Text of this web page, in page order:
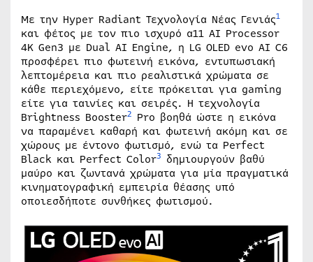
Με την Hyper Radiant Τεχνολογία Νέας Γενιάς1
και φέτος με τον πιο ισχυρό α11 AI Processor
4K Gen3 με Dual AI Engine, η LG OLED evo AI C6
προσφέρει πιο φωτεινή εικόνα, εντυπωσιακή
λεπτομέρεια και πιο ρεαλιστικά χρώματα σε
κάθε περιεχόμενο, είτε πρόκειται για gaming
είτε για ταινίες και σειρές. Η τεχνολογία
Brightness Booster2 Pro βοηθά ώστε η εικόνα
να παραμένει καθαρή και φωτεινή ακόμη και σε
χώρους με έντονο φωτισμό, ενώ τα Perfect
Black και Perfect Color3 δημιουργούν βαθύ
μαύρο και ζωντανά χρώματα για μία πραγματικά
κινηματογραφική εμπειρία θέασης υπό
οποιεσδήποτε συνθήκες φωτισμού.